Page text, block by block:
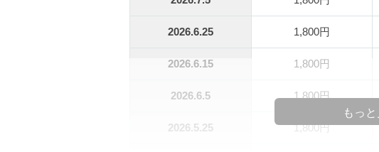
2026.6.25 1,800円
2026.6.15 1,800円
2026.6.5 1,800円
2026.5.25 1,800円
もっ